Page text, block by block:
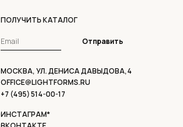
МОСКВА, УЛ. ДЕНИСА ДАВЫДОВА,4
ПОЛУЧИТЬ КАТАЛОГ
ИНСТАГРАМ*
+7 (495) 514-00-17
OFFICE@LIGHTFORMS.RU
Отправить